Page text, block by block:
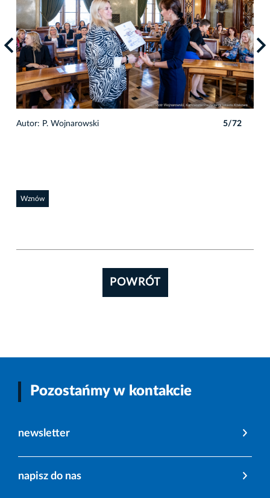
Autor: P. Wojnarowski 5/72
Wznów
POWRÓT
Pozostańmy w kontakcie
newsletter
napisz do nas